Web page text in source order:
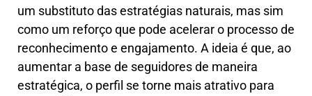
um substituto das estratégias naturais, mas sim
como um reforço que pode acelerar o processo de
reconhecimento e engajamento. A ideia é que, ao
aumentar a base de seguidores de maneira
estratégica, o perfil se torne mais atrativo para